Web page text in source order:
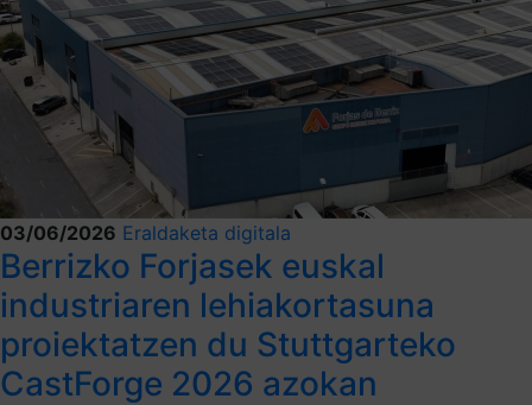
03/06/2026 Eraldaketa digitala
Berrizko Forjasek euskal
industriaren lehiakortasuna
proiektatzen du Stuttgarteko
CastForge 2026 azokan